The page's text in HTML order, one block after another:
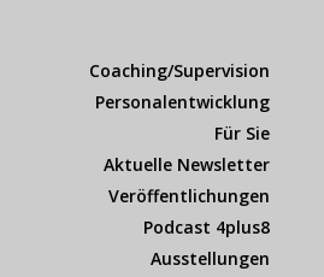
Coaching/Supervision
Personalentwicklung
Für Sie
Aktuelle Newsletter
Veröffentlichungen
Podcast 4plus8
Ausstellungen